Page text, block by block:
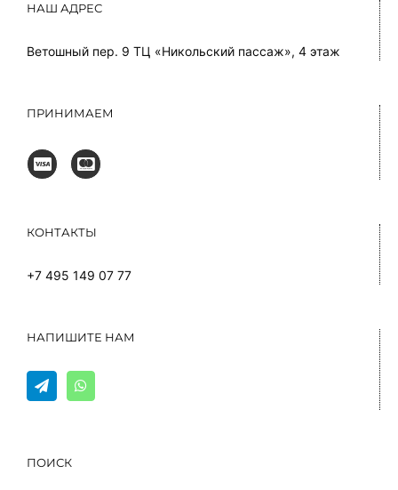
НАШ АДРЕС
Ветошный пер. 9 ТЦ «Никольский пассаж», 4 этаж
ПРИНИМАЕМ
КОНТАКТЫ
+7 495 149 07 77
НАПИШИТЕ НАМ
ПОИСК